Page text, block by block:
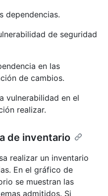
dependencias.
de seguridad
en las
de cambios.
vulnerabilidad en el
realizar.
de inventario
realizar un inventario
En el gráfico de
se muestran las
admitidos. Si